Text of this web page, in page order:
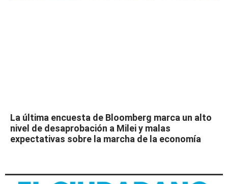
La última encuesta de Bloomberg marca un alto
nivel de desaprobación a Milei y malas
expectativas sobre la marcha de la economía